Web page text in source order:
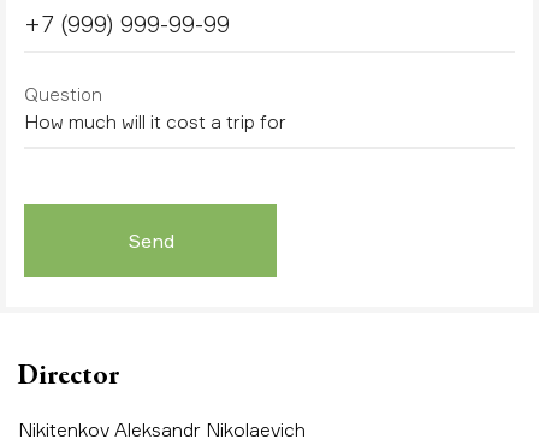
Question
Send
Director
Nikitenkov Aleksandr Nikolaevich